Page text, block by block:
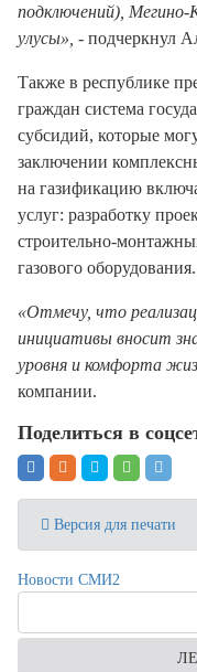
подключений), Мегино-
улусы», - подчеркнул
Также в республике
граждан система
субсидий, которые
заключении
на газификацию
услуг: разработку
строительно-
газового оборудования.
«Отмечу, что
инициативы вносит
уровня и комфорта
компании.
Поделиться в
Версия для печати
Новости СМИ2